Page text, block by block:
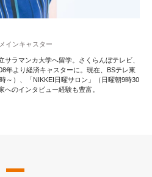
インキャスター
ラマンカ大学へ留学。さくらんぼテレビ、
年より経済キャスターに。現在、BSテレ東
～）、「NIKKEI日曜サロン」（日曜朝9時30
のインタビュー経験も豊富。